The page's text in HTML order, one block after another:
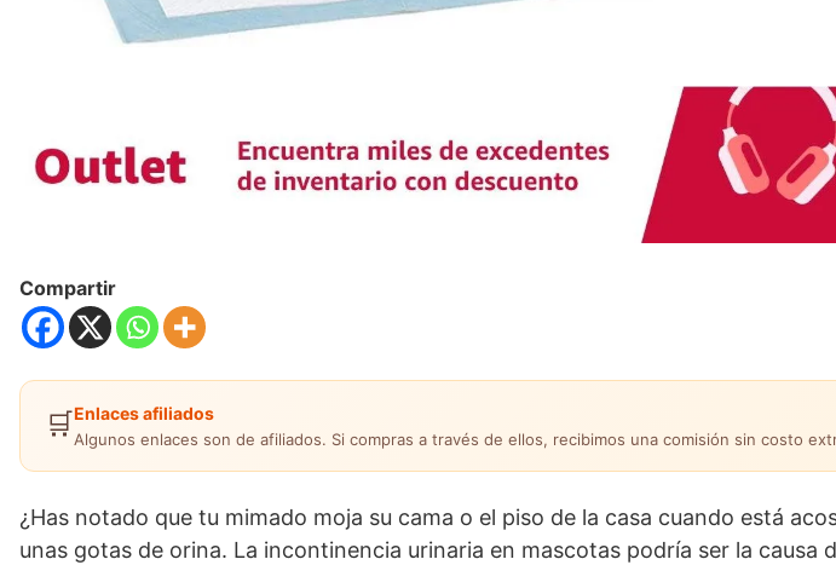
Compartir
🛒Enlaces afiliados
Algunos enlaces son de afiliados. Si compras a través de ellos, recibimos una comisión sin costo
¿Has notado que tu mimado moja su cama o el piso de la casa cuando está
unas gotas de orina. La incontinencia urinaria en mascotas podría ser la causa